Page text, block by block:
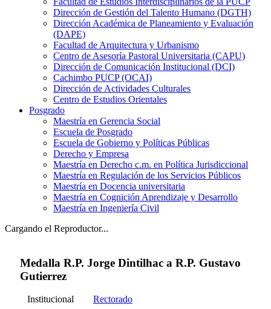
Dirección de Gestión del Talento Humano (DGTH)
Dirección Académica de Planeamiento y Evaluación
(DAPE)
Facultad de Arquitectura y Urbanismo
Centro de Asesoría Pastoral Universitaria (CAPU)
Dirección de Comunicación Institucional (DCI)
Cachimbo PUCP (OCAI)
Dirección de Actividades Culturales
Centro de Estudios Orientales
Posgrado
Maestría en Gerencia Social
Escuela de Posgrado
Escuela de Gobierno y Políticas Públicas
Derecho y Empresa
Maestría en Derecho c.m. en Política Jurisdiccional
Maestría en Regulación de los Servicios Públicos
Maestría en Docencia universitaria
Maestría en Cognición Aprendizaje y Desarrollo
Maestría en Ingeniería Civil
Cargando el Reproductor...
Medalla R.P. Jorge Dintilhac a R.P. Gustavo
Gutierrez
Institucional
Rectorado